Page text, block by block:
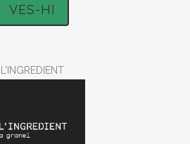
VES-HI
L’INGREDIENT